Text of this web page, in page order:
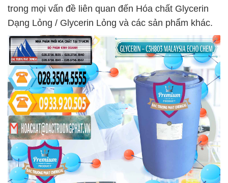
trong mọi vấn đề liên quan đến Hóa chất Glycerin
Dạng Lỏng / Glycerin Lỏng và các sản phẩm khác.